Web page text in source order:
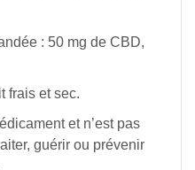
: 50 mg de CBD,
frais et sec.
et n’est pas
guérir ou prévenir